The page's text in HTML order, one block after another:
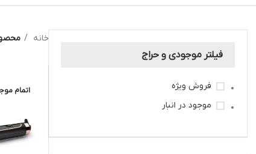
فیلتر موجودی و حراج
فروش ویژه
موجود در انبار
خانه
اتمام